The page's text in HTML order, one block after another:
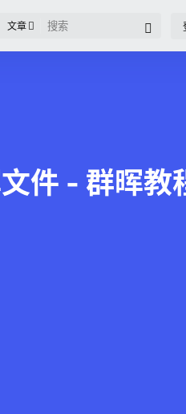
文章
件 - 群晖教